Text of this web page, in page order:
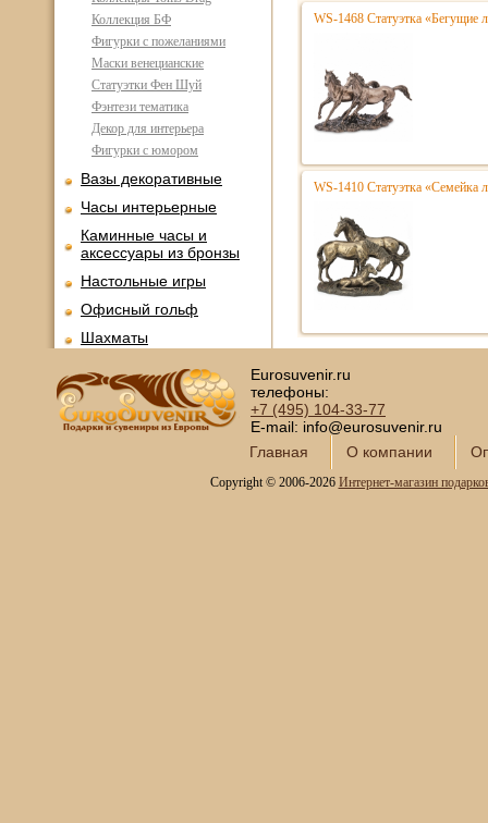
Коллекция БФ
Фигурки с пожеланиями
Маски венецианские
Статуэтки Фен Шуй
Фэнтези тематика
Декор для интерьера
Фигурки с юмором
Вазы декоративные
Часы интерьерные
Каминные часы и
аксессуары из бронзы
Настольные игры
Офисный гольф
Шахматы
Фарфоровые куклы
Из России с любовью
WS-1468 Статуэтка «Бегущие
WS-1410 Статуэтка «Семейка
Eurosuvenir.ru
телефоны:
+7 (495) 104-33-77
E-mail: info@eurosuvenir.ru
Главная
О компании
Copyright © 2006-2026 Интернет-магазин